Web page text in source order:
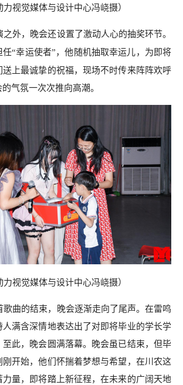
力视觉媒体与设计中心冯峣摄）
外，晚会还设置了激动人心的抽奖环节。
任“幸运使者”，他随机抽取幸运儿，为即将
送上最诚挚的祝福，现场不时传来阵阵欢呼
气氛一次次推向高潮。
力视觉媒体与设计中心冯峣摄）
歌曲的结束，晚会逐渐走向了尾声。在雷鸣
满含深情地表达出了对即将毕业的学长学
至此，晚会圆满落幕。 晚会虽已结束，但毕
开始，他们怀揣着梦想与希望，在川农这
量，即将踏上新征程，在未来的广阔天地